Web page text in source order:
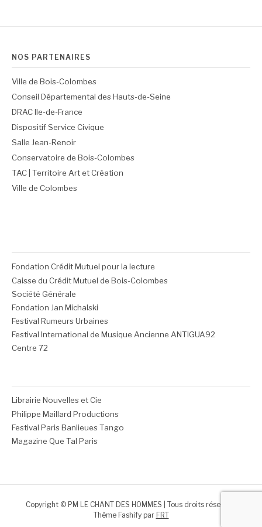
NOS PARTENAIRES
Ville de Bois-Colombes
Conseil Départemental des Hauts-de-Seine
DRAC Ile-de-France
Dispositif Service Civique
Salle Jean-Renoir
Conservatoire de Bois-Colombes
TAC | Territoire Art et Création
Ville de Colombes
Fondation Crédit Mutuel pour la lecture
Caisse du Crédit Mutuel de Bois-Colombes
Société Générale
Fondation Jan Michalski
Festival Rumeurs Urbaines
Festival International de Musique Ancienne ANTIGUA92
Centre 72
Librairie Nouvelles et Cie
Philippe Maillard Productions
Festival Paris Banlieues Tango
Magazine Que Tal Paris
Copyright © PM LE CHANT DES HOMMES | Tous droits réservés.
Thème Fashify par FRT